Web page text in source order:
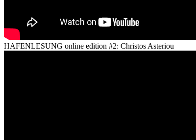
HAFENLESUNG online edition #2: Christos Asteriou